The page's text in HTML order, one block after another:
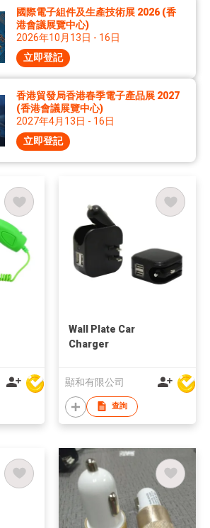
國際電子組件及生產技術展 2026 (香
港會議展覽中心)
2026年10月13日 - 16日
立即登記
香港貿發局香港春季電子產品展 2027
(香港會議展覽中心)
2027年4月13日 - 16日
立即登記
Wall Plate Car
Charger
顯和有限公司
查詢